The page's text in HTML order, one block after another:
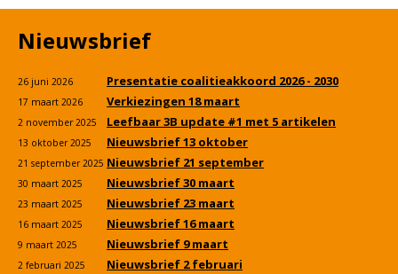
Nieuwsbrief
26 juni 2026 Presentatie coalitieakkoord 2026 - 2030
17 maart 2026 Verkiezingen 18 maart
2 november 2025 Leefbaar 3B update #1 met 5 artikelen
13 oktober 2025 Nieuwsbrief 13 oktober
21 september 2025 Nieuwsbrief 21 september
30 maart 2025 Nieuwsbrief 30 maart
23 maart 2025 Nieuwsbrief 23 maart
16 maart 2025 Nieuwsbrief 16 maart
9 maart 2025 Nieuwsbrief 9 maart
2 februari 2025 Nieuwsbrief 2 februari